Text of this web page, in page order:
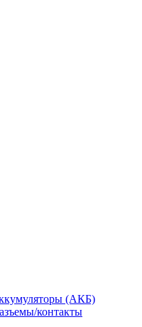
(АКБ)
контакты